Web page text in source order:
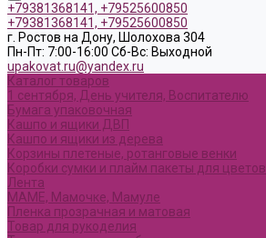
+79381368141, +79525600850
+79381368141, +79525600850
г. Ростов на Дону, Шолохова 304
Пн-Пт: 7:00-16:00 Cб-Вс: Выходной
upakovat.ru@yandex.ru
Каталог товаров
1 сентября, День учителя, Воспитателю
Бумага упаковочная
Кашпо и ящики ДВП
Кашпо и ящики из дерева
Корзины плетеные, ротанговые венки
Коробки сумки и плайм пакеты для цветов
Лента
МАМЕ, Мамочке, Мамуле
Пленка прозрачная и матовая
Товар для рукоделия